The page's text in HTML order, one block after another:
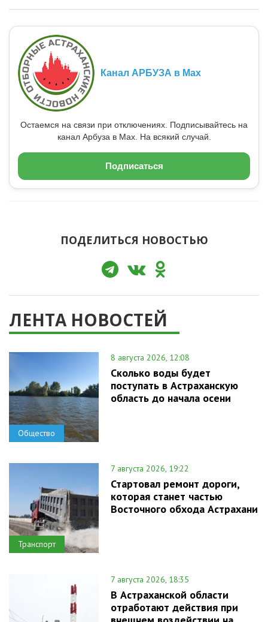
Канал АРБУЗА в Max
Остаемся на связи при отключениях. Подписывайтесь на
канал Арбуза в Max. На всякий случай.
Подписаться
ПОДЕЛИТЬСЯ НОВОСТЬЮ
ЛЕНТА НОВОСТЕЙ
Общество
8 августа 2026, 12:08
Сколько воды будет
поступать в Астраханскую
область до начала осени
Транспорт
7 августа 2026, 19:22
Стартовал ремонт дороги,
которая станет частью
Восточного обхода Астрахани
7 августа 2026, 18:35
В Астраханской области
отработают действия при